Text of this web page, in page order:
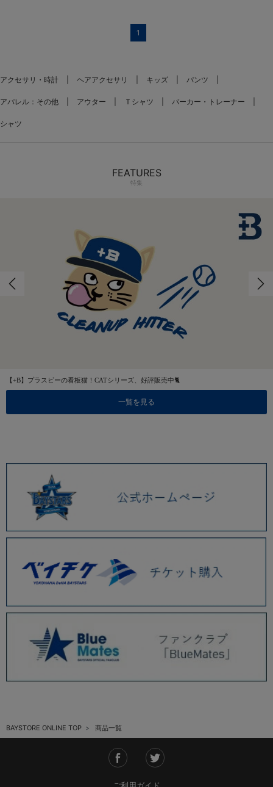
1
アクセサリ・時計 ヘアアクセサリ キッズ パンツ
アパレル：その他 アウター Ｔシャツ パーカー・トレーナー
シャツ
FEATURES
特集
【+B】プラスビーの看板猫！CATシリーズ、好評販売中🐈
一覧を見る
BAYSTORE ONLINE TOP 商品一覧
ご利用ガイド